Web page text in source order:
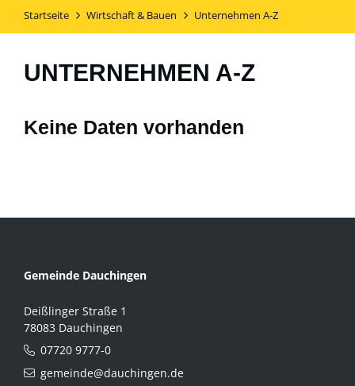
Startseite Wirtschaft & Bauen Unternehmen A-Z
UNTERNEHMEN A-Z
Keine Daten vorhanden
Gemeinde Dauchingen
Deißlinger Straße 1
78083 Dauchingen
07720 9777-0
gemeinde@dauchingen.de